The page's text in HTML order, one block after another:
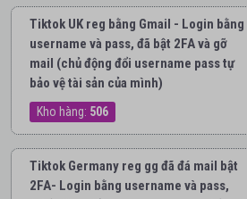
Tiktok UK reg bằng Gmail - Login bằng
username và pass, đã bật 2FA và gỡ
mail (chủ động đổi username pass tự
bảo vệ tài sản của mình)
Kho hàng: 506
Tiktok Germany reg gg đã đá mail bật
2FA- Login bằng username và pass,